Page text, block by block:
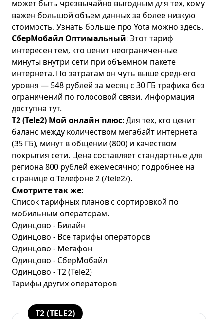
может быть чрезвычайно выгодным для тех, кому
важен большой объем данных за более низкую
стоимость. Узнать больше про Yota можно здесь.
СберМобайл Оптимальный: Этот тариф
интересен тем, кто ценит неограниченные
минуты внутри сети при объемном пакете
интернета. По затратам он чуть выше среднего
уровня — 548 рублей за месяц с 30 ГБ трафика без
ограничений по голосовой связи. Информация
доступна тут.
Т2 (Tele2) Мой онлайн плюс: Для тех, кто ценит
баланс между количеством мегабайт интернета
(35 ГБ), минут в общении (800) и качеством
покрытия сети. Цена составляет стандартные для
региона 800 рублей ежемесячно; подробнее на
странице о Телефоне 2 (/tele2/).
Смотрите так же:
Список тарифных планов с сортировкой по
мобильным операторам.
Одинцово - Билайн
Одинцово - Все тарифы операторов
Одинцово - Мегафон
Одинцово - СберМобайл
Одинцово - T2 (Tele2)
Тарифы других операторов
T2 (TELE2)